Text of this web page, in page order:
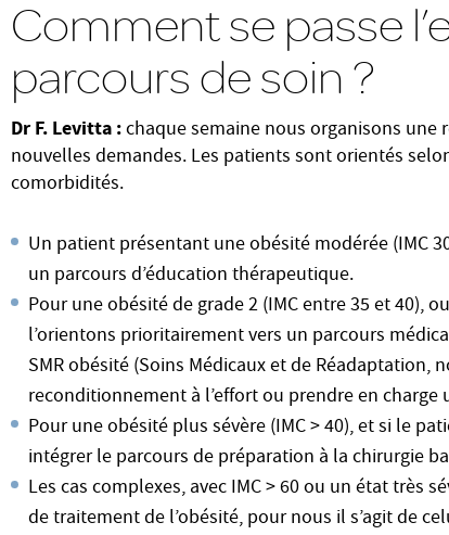
Comment se passe
parcours de soin ?
Dr F. Levitta :chaque semaine nous organisons
nouvelles demandes. Les patients sont orientés
comorbidités.
Un patient présentant une obésité modérée (IMC
un parcours d’éducation thérapeutique.
Pour une obésité de grade 2 (IMC entre 35 et 40),
l’orientons prioritairement vers un parcours
SMR obésité (Soins Médicaux et de Réadaptation,
reconditionnement à l’effort ou prendre en
Pour une obésité plus sévère (IMC > 40), et si le
intégrer le parcours de préparation à la chirurgie
Les cas complexes, avec IMC > 60 ou un état très
de traitement de l’obésité, pour nous il s’agit de